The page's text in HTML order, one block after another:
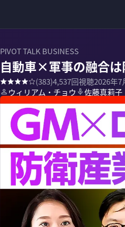
PIVOT TALK BUSINESS
自動車×軍事の融合
(383)4,537回視聴2026年7
ウィリアム・チョウ
佐藤真莉子